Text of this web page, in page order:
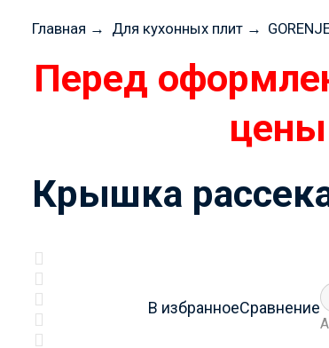
Главная → Для кухонных плит→
Крышка
В избранноеСравнение